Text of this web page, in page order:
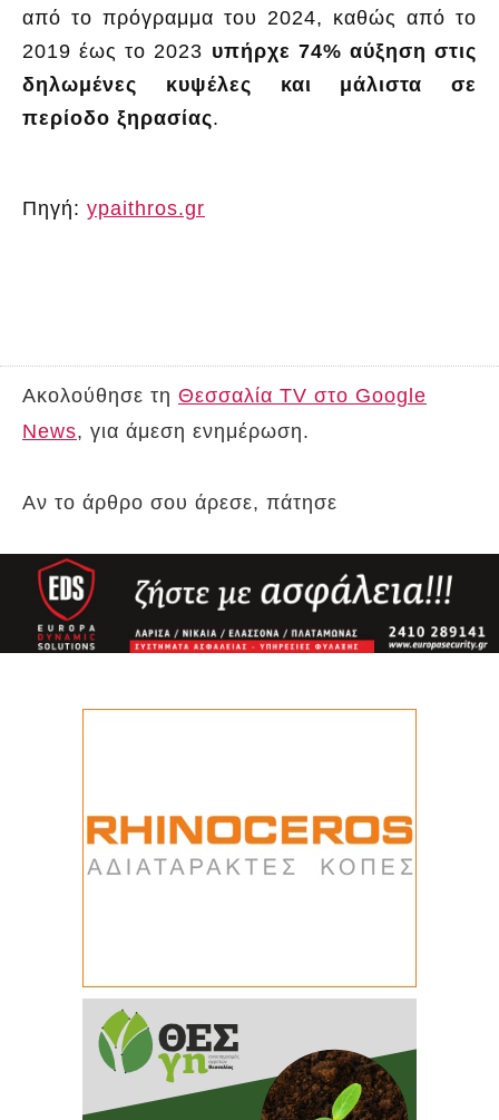
από το πρόγραμμα του 2024, καθώς από το
2019 έως το 2023 υπήρχε 74% αύξηση στις
δηλωμένες κυψέλες και μάλιστα σε
περίοδο ξηρασίας.
Πηγή: ypaithros.gr
Ακολούθησε τη Θεσσαλία TV στο Google
News, για άμεση ενημέρωση.
Αν το άρθρο σου άρεσε, πάτησε